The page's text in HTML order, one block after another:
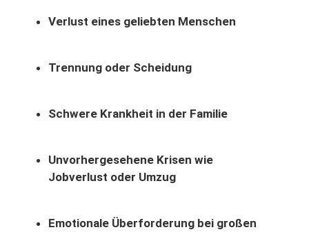
Verlust eines geliebten Menschen
Trennung oder Scheidung
Schwere Krankheit in der Familie
Unvorhergesehene Krisen wie
Jobverlust oder Umzug
Emotionale Überforderung bei großen